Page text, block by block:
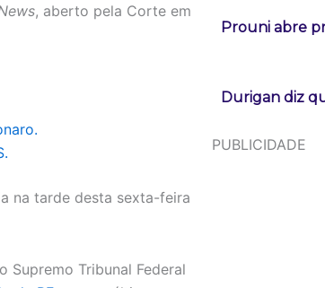
, aberto pela Corte em
na tarde desta sexta-feira
Tribunal Federal
Prouni abre
Durigan diz
PUBLICIDADE